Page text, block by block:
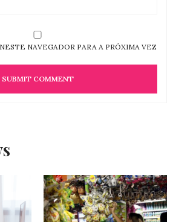
NAVEGADOR PARA A PRÓXIMA VEZ